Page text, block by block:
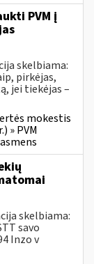
PVM į
skelbiama:
pirkėjas,
jei tiekėjas –
mokestis
» PVM
skelbiama:
savo
Inzo v